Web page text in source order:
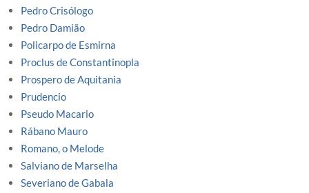
Pedro Crisólogo
Pedro Damião
Policarpo de Esmirna
Proclus de Constantinopla
Prospero de Aquitania
Prudencio
Pseudo Macario
Rábano Mauro
Romano, o Melode
Salviano de Marselha
Severiano de Gabala